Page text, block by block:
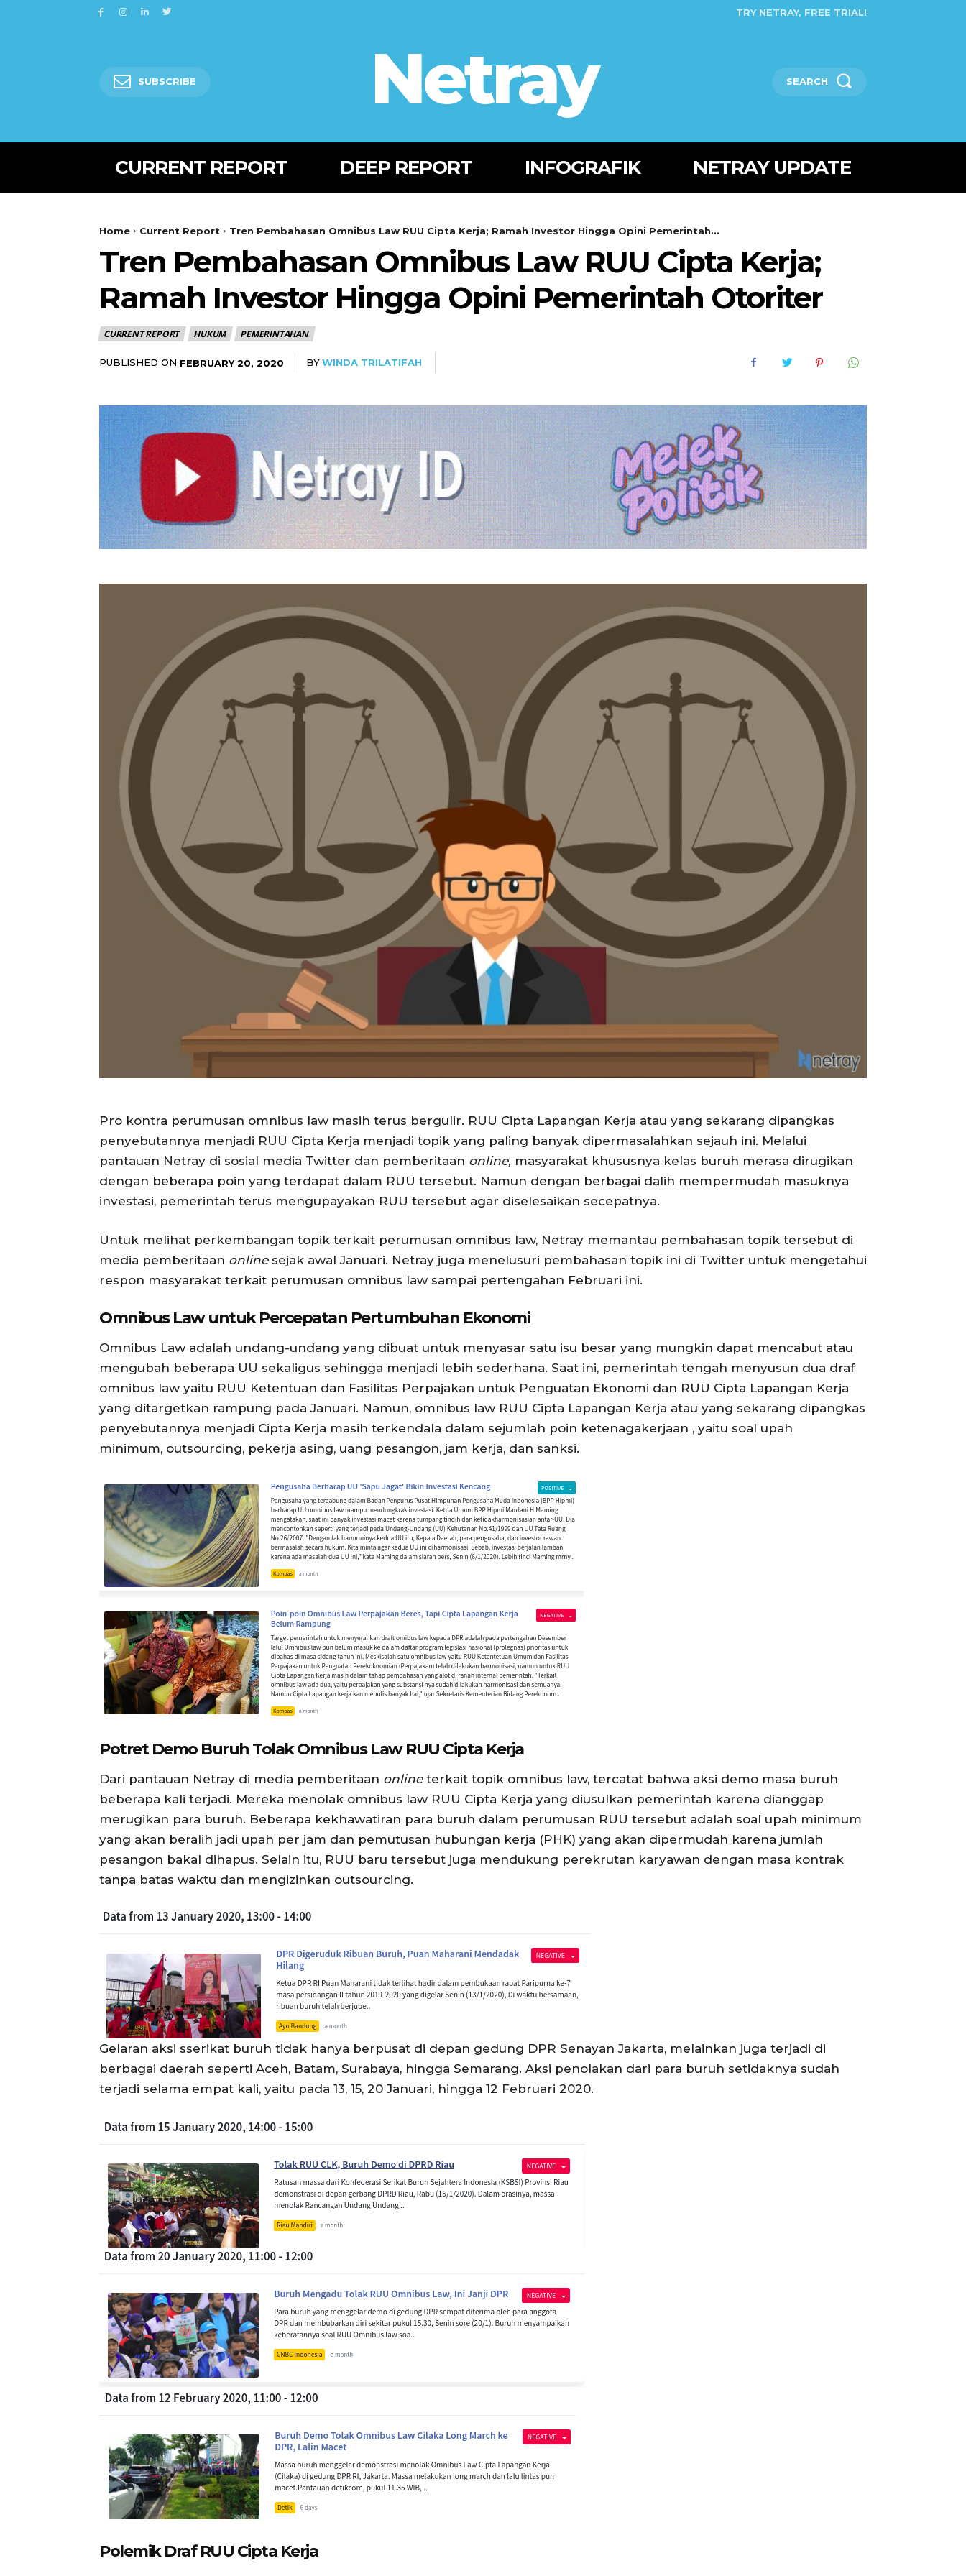
TRY NETRAY, FREE TRIAL!
SUBSCRIBE Netray SEARCH
CURRENT REPORT DEEP REPORT INFOGRAFIK NETRAY UPDATE
Home Current Report Tren Pembahasan Omnibus Law RUU Cipta Kerja; Ramah Investor Hingga Opini Pemerintah...
Tren Pembahasan Omnibus Law RUU Cipta Kerja;
Ramah Investor Hingga Opini Pemerintah Otoriter
CURRENT REPORT HUKUM PEMERINTAHAN
PUBLISHED ON FEBRUARY 20, 2020 BYWINDA TRILATIFAH
Pro kontra perumusan omnibus law masih terus bergulir. RUU Cipta Lapangan Kerja atau yang sekarang dipangkas
penyebutannya menjadi RUU Cipta Kerja menjadi topik yang paling banyak dipermasalahkan sejauh ini. Melalui
pantauan Netray di sosial media Twitter dan pemberitaan online, masyarakat khususnya kelas buruh merasa dirugikan
dengan beberapa poin yang terdapat dalam RUU tersebut. Namun dengan berbagai dalih mempermudah masuknya
investasi, pemerintah terus mengupayakan RUU tersebut agar diselesaikan secepatnya.
Untuk melihat perkembangan topik terkait perumusan omnibus law, Netray memantau pembahasan topik tersebut di
media pemberitaan onlinesejak awal Januari. Netray juga menelusuri pembahasan topik ini di Twitter untuk mengetahui
respon masyarakat terkait perumusan omnibus law sampai pertengahan Februari ini.
Omnibus Law untuk Percepatan Pertumbuhan Ekonomi
Omnibus Law adalah undang-undang yang dibuat untuk menyasar satu isu besar yang mungkin dapat mencabut atau
mengubah beberapa UU sekaligus sehingga menjadi lebih sederhana. Saat ini, pemerintah tengah menyusun dua draf
omnibus law yaitu RUU Ketentuan dan Fasilitas Perpajakan untuk Penguatan Ekonomi dan RUU Cipta Lapangan Kerja
yang ditargetkan rampung pada Januari. Namun, omnibus law RUU Cipta Lapangan Kerja atau yang sekarang dipangkas
penyebutannya menjadi Cipta Kerja masih terkendala dalam sejumlah poin ketenagakerjaan , yaitu soal upah
minimum, outsourcing, pekerja asing, uang pesangon, jam kerja, dan sanksi.
Potret Demo Buruh Tolak Omnibus Law RUU Cipta Kerja
Dari pantauan Netray di media pemberitaan online terkait topik omnibus law, tercatat bahwa aksi demo masa buruh
beberapa kali terjadi. Mereka menolak omnibus law RUU Cipta Kerja yang diusulkan pemerintah karena dianggap
merugikan para buruh. Beberapa kekhawatiran para buruh dalam perumusan RUU tersebut adalah soal upah minimum
yang akan beralih jadi upah per jam dan pemutusan hubungan kerja (PHK) yang akan dipermudah karena jumlah
pesangon bakal dihapus. Selain itu, RUU baru tersebut juga mendukung perekrutan karyawan dengan masa kontrak
tanpa batas waktu dan mengizinkan outsourcing.
Gelaran aksi sserikat buruh tidak hanya berpusat di depan gedung DPR Senayan Jakarta, melainkan juga terjadi di
berbagai daerah seperti Aceh, Batam, Surabaya, hingga Semarang. Aksi penolakan dari para buruh setidaknya sudah
terjadi selama empat kali, yaitu pada 13, 15, 20 Januari, hingga 12 Februari 2020.
Polemik Draf RUU Cipta Kerja